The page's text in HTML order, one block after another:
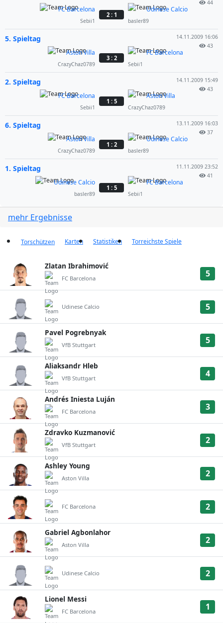
44
FC Barcelona
Sebii1
2 : 1
Udinese Calcio
basler89
5. Spieltag
14.11.2009 16:06
43
Aston Villa
CrazyChaz0789
3 : 2
FC Barcelona
Sebii1
2. Spieltag
14.11.2009 15:49
43
FC Barcelona
Sebii1
1 : 5
Aston Villa
CrazyChaz0789
6. Spieltag
13.11.2009 16:03
37
Aston Villa
CrazyChaz0789
1 : 2
Udinese Calcio
basler89
1. Spieltag
11.11.2009 23:52
41
Udinese Calcio
basler89
1 : 5
FC Barcelona
Sebii1
mehr Ergebnisse
Torschützen Karten Statistiken Torreichste Spiele
Zlatan Ibrahimović
FC Barcelona 5
Udinese Calcio 5
Pavel Pogrebnyak
VfB Stuttgart 5
Aliaksandr Hleb
VfB Stuttgart 4
Andrés Iniesta Luján
FC Barcelona 3
Zdravko Kuzmanović
VfB Stuttgart 2
Ashley Young
Aston Villa 2
FC Barcelona 2
Gabriel Agbonlahor
Aston Villa 2
Udinese Calcio 2
Lionel Messi
FC Barcelona 1